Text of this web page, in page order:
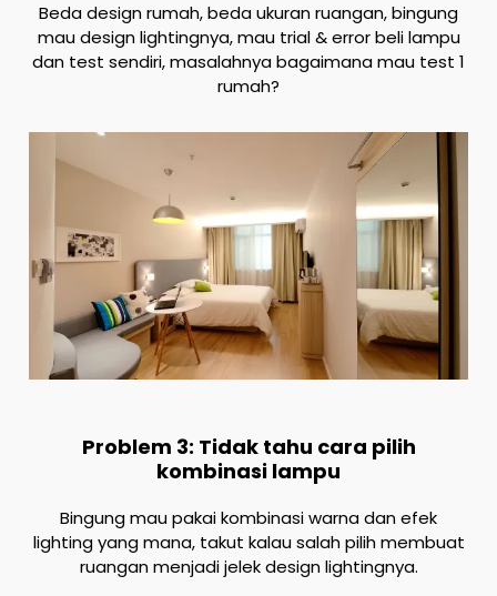
Beda design rumah, beda ukuran ruangan, bingung
mau design lightingnya, mau trial & error beli lampu
dan test sendiri, masalahnya bagaimana mau test 1
rumah?
Problem 3: Tidak tahu cara pilih
kombinasi lampu
Bingung mau pakai kombinasi warna dan efek
lighting yang mana, takut kalau salah pilih membuat
ruangan menjadi jelek design lightingnya.